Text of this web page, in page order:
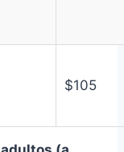
$105